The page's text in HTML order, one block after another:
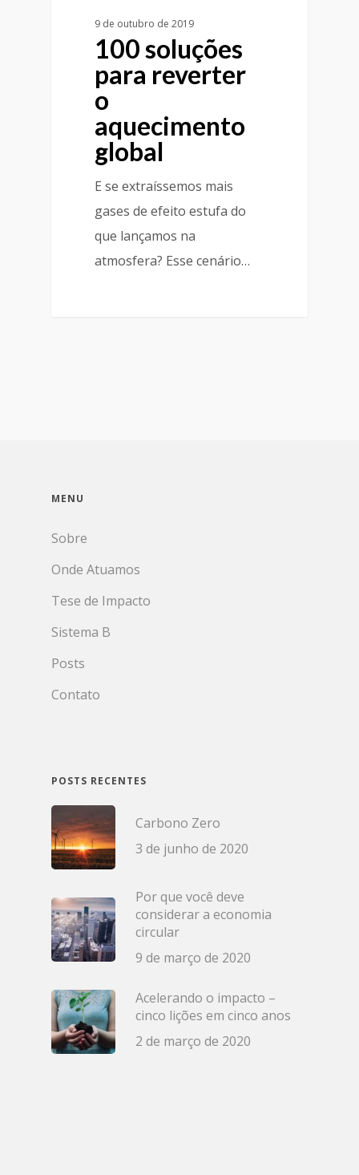
9 de outubro de 2019
100 soluções
para reverter
o
aquecimento
global
E se extraíssemos mais
gases de efeito estufa do
que lançamos na
atmosfera? Esse cenário…
MENU
Sobre
Onde Atuamos
Tese de Impacto
Sistema B
Posts
Contato
POSTS RECENTES
Carbono Zero
3 de junho de 2020
Por que você deve
considerar a economia
circular
9 de março de 2020
Acelerando o impacto –
cinco lições em cinco anos
2 de março de 2020